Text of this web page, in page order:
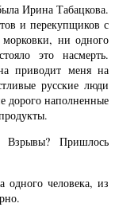
Ирина Табацкова.
и перекупщиков с
ни одного
это насмерть.
приводит меня на
русские люди
дорого наполненные
Пришлось
одного человека, из